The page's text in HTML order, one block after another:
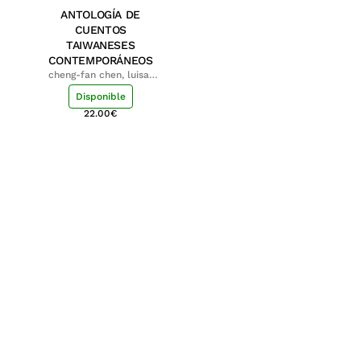
ANTOLOGÍA DE
CUENTOS
TAIWANESES
CONTEMPORÁNEOS
cheng-fan chen, luisa;
shu-ying chang, luisa
Disponible
22.00€